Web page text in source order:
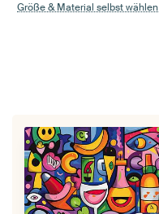
Größe & Material selbst wählen